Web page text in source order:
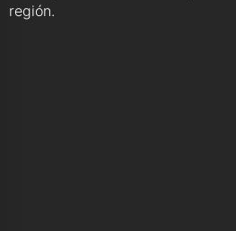
región.